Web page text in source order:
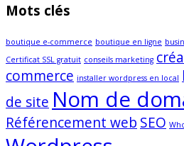
Mots clés
boutique e-commerce boutique en ligne
Certificat SSL gratuit conseils marketing
commerce installer wordpress en local
de site Nom de
Référencement web SEO